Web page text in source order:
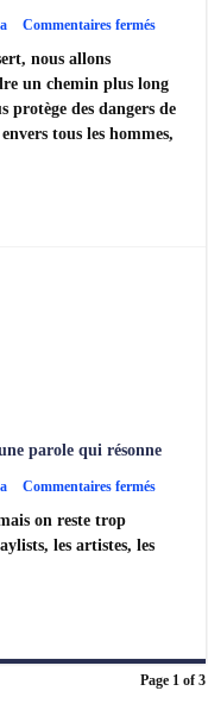
Commentaires ferméssur
–
Le
chemin
court
nous allons
un chemin plus long
protège des dangers de
tous les hommes,
parole qui résonne
Commentaires ferméssur
qui
résonne
on reste trop
les artistes, les
Page 1 of 3